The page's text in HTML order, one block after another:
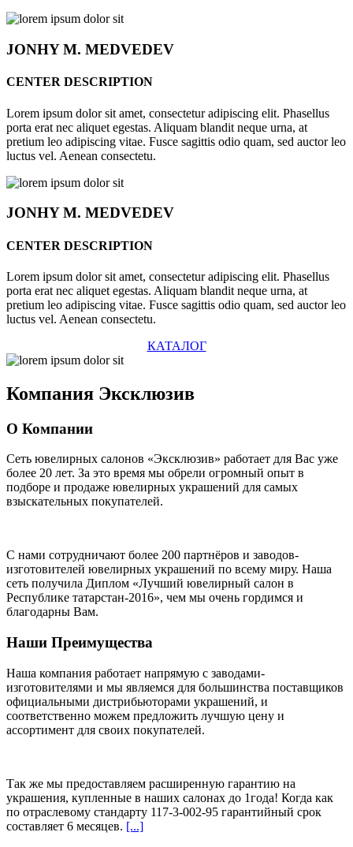
JONHYM. MEDVEDEV
CENTER DESCRIPTION
Lorem ipsum dolor sit amet, consectetur adipiscing elit. Phasellus
porta erat nec aliquet egestas. Aliquam blandit neque urna, at
pretium leo adipiscing vitae. Fusce sagittis odio quam, sed auctor leo
luctus vel. Aenean consectetu.
JONHYM. MEDVEDEV
CENTER DESCRIPTION
Lorem ipsum dolor sit amet, consectetur adipiscing elit. Phasellus
porta erat nec aliquet egestas. Aliquam blandit neque urna, at
pretium leo adipiscing vitae. Fusce sagittis odio quam, sed auctor leo
luctus vel. Aenean consectetu.
КАТАЛОГ
Компания Эксклюзив
О Компании
Сеть ювелирных салонов «Эксклюзив» работает для Вас уже
более 20 лет. За это время мы обрели огромный опыт в
подборе и продаже ювелирных украшений для самых
взыскательных покупателей.
С нами сотрудничают более 200 партнёров и заводов-
изготовителей ювелирных украшений по всему миру. Наша
сеть получила Диплом «Лучший ювелирный салон в
Республике татарстан-2016», чем мы очень гордимся и
благодарны Вам.
Наши Преимущества
Наша компания работает напрямую с заводами-
изготовителями и мы являемся для большинства поставщиков
официальными дистрибьюторами украшений, и
соответственно можем предложить лучшую цену и
ассортимент для своих покупателей.
Так же мы предоставляем расширенную гарантию на
украшения, купленные в наших салонах до 1года! Когда как
по отраслевому стандарту 117-3-002-95 гарантийный срок
составляет 6 месяцев. [...]